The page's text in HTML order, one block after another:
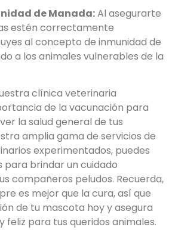
de Manada:Al asegurarte
estén correctamente
al concepto de inmunidad de
a los animales vulnerables de la
clínica veterinaria
de la vacunación para
la salud general de tus
amplia gama de servicios de
experimentados, puedes
brindar un cuidado
compañeros peludos. Recuerda,
es mejor que la cura, así que
de tu mascota hoy y asegura
feliz para tus queridos animales.